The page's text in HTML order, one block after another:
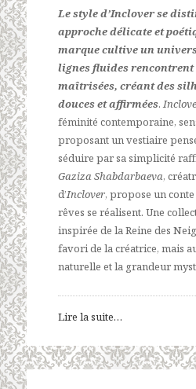
Le style d’Inclover se
approche délicate et
marque cultive un
lignes fluides
maîtrisées, créant des
douces et affirmées.
féminité contemporaine,
proposant un vestiaire
séduire par sa simplicité
Gaziza Shabdarbaeva,
d’Inclover, propose un
rêves se réalisent. Une
inspirée de la Reine des
favori de la créatrice, mais
naturelle et la grandeur
Lire la suite…